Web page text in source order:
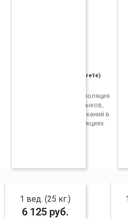
Пенекрит (Penecrete)
- гидроизоляция
трещин, швов, стыков,
сопряжений, примыканий в
бетонных конструкциях.
1 вед. (25 кг.)
6 125 руб.